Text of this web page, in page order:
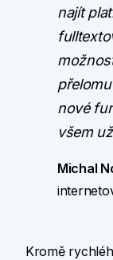
najít
nové
všem
Michal
Kromě